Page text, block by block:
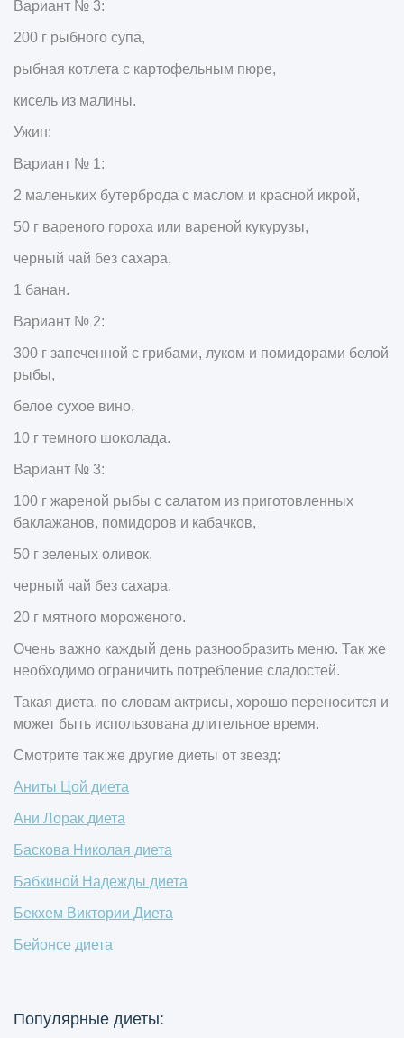
Вариант № 3:
200 г рыбного супа,
рыбная котлета с картофельным пюре,
кисель из малины.
Ужин:
Вариант № 1:
2 маленьких бутерброда с маслом и красной икрой,
50 г вареного гороха или вареной кукурузы,
черный чай без сахара,
1 банан.
Вариант № 2:
300 г запеченной с грибами, луком и помидорами белой
рыбы,
белое сухое вино,
10 г темного шоколада.
Вариант № 3:
100 г жареной рыбы с салатом из приготовленных
баклажанов, помидоров и кабачков,
50 г зеленых оливок,
черный чай без сахара,
20 г мятного мороженого.
Очень важно каждый день разнообразить меню. Так же
необходимо ограничить потребление сладостей.
Такая диета, по словам актрисы, хорошо переносится и
может быть использована длительное время.
Смотрите так же другие диеты от звезд:
Аниты Цой диета
Ани Лорак диета
Баскова Николая диета
Бабкиной Надежды диета
Бекхем Виктории Диета
Бейонсе диета
Популярные диеты: